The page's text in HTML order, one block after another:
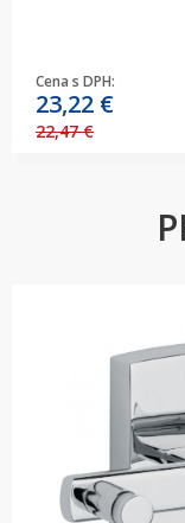
Cena s DPH:
23,22 €
22,47 €